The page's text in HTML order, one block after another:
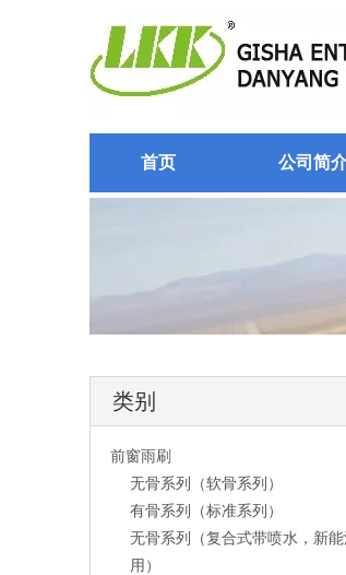
首页 公司简
类别
前窗雨刷
无骨系列（软骨系列）
有骨系列（标准系列）
无骨系列（复合式带喷水，新
用）